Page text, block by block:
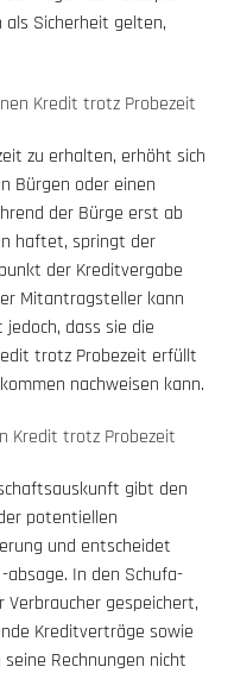
Sicherheit gelten,
Kredit trotz Probezeit
zu erhalten, erhöht sich
Bürgen oder einen
der Bürge erst ab
haftet, springt der
der Kreditvergabe
Mitantragsteller kann
dass sie die
trotz Probezeit erfüllt
nachweisen kann.
Kredit trotz Probezeit
gibt den
potentiellen
und entscheidet
In den Schufa-
gespeichert,
Kreditverträge sowie
Rechnungen nicht